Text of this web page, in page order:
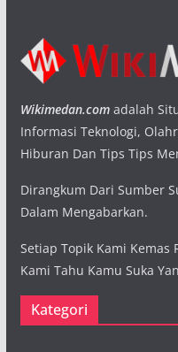
Wikimedan.comadalah
Informasi Teknologi,
Hiburan Dan Tips Tips
Dirangkum Dari Sumber
Dalam Mengabarkan.
Setiap Topik Kami Kemas
Kami Tahu Kamu Suka
Kategori